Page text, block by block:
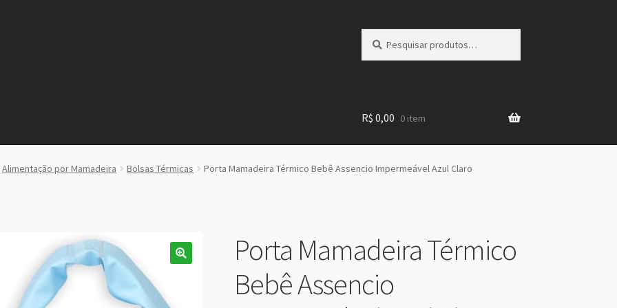
por:
R$ 0,00 0 item
Alimentação por Mamadeira Bolsas Térmicas Porta Mamadeira Térmico Bebê Assencio Impermeável Azul Claro
Porta Mamadeira Térmico
Bebê Assencio